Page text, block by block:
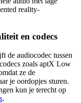
reality-
en codecs
de audiocodec tussen
zoals aptX Low
ze de
je oordopjes sturen.
kun je terecht op
.